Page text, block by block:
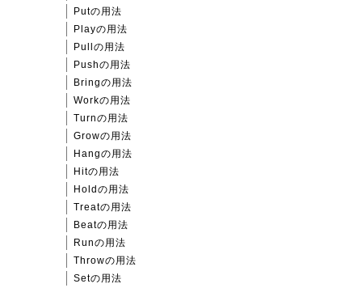
Putの用法
Playの用法
Pullの用法
Pushの用法
Bringの用法
Workの用法
Turnの用法
Growの用法
Hangの用法
Hitの用法
Holdの用法
Treatの用法
Beatの用法
Runの用法
Throwの用法
Setの用法